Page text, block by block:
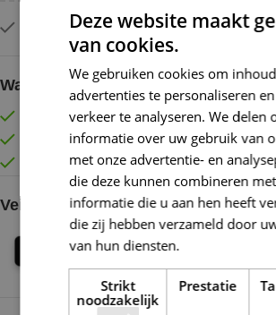
Op voorraad
Waarom kopen bij de Wolkast?
Lage verzendkosten vanaf € 4,99
Gratis verzonden vanaf €55,-
Vóór 16:30 besteld = Zelfde (werk)dag
Veilig online betalen
Deze website maakt
van cookies.
We gebruiken cookies om
advertenties te personaliseren
verkeer te analyseren. We delen
informatie over uw gebruik van
met onze advertentie- en
die deze kunnen combineren
informatie die u aan hen heeft
die zij hebben verzameld door
van hun diensten.
Strikt
noodzakelijk
Prestatie